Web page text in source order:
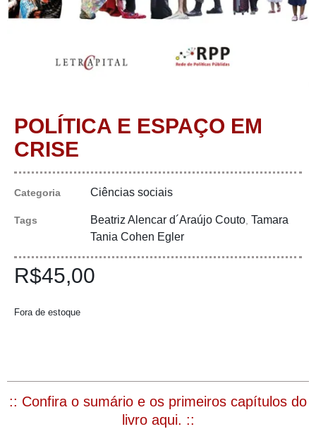
POLÍTICA E ESPAÇO EM
CRISE
Categoria Ciências sociais
Tags Beatriz Alencar d´Araújo Couto Tamara
Tania Cohen Egler
R$45,00
Fora de estoque
:: Confira o sumário e os primeiros capítulos do
livro aqui. ::